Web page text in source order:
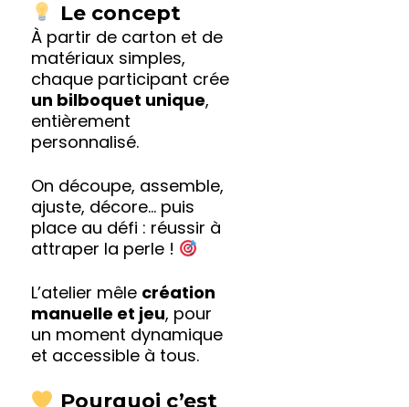
Le concept
À partir de carton et de
matériaux simples,
chaque participant crée
un bilboquet unique,
entièrement
personnalisé.
On découpe, assemble,
ajuste, décore… puis
place au défi : réussir à
attraper la perle !
L’atelier mêle création
manuelle et jeu, pour
un moment dynamique
et accessible à tous.
Pourquoi c’est